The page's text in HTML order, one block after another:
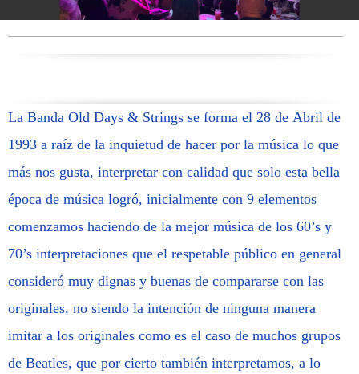
La Banda Old Days & Strings se forma el 28 de Abril de
1993 a raíz de la inquietud de hacer por la música lo que
más nos gusta, interpretar con calidad que solo esta bella
época de música logró, inicialmente con 9 elementos
comenzamos haciendo de la mejor música de los 60’s y
70’s interpretaciones que el respetable público en general
consideró muy dignas y buenas de compararse con las
originales, no siendo la intención de ninguna manera
imitar a los originales como es el caso de muchos grupos
de Beatles, que por cierto también interpretamos, a lo